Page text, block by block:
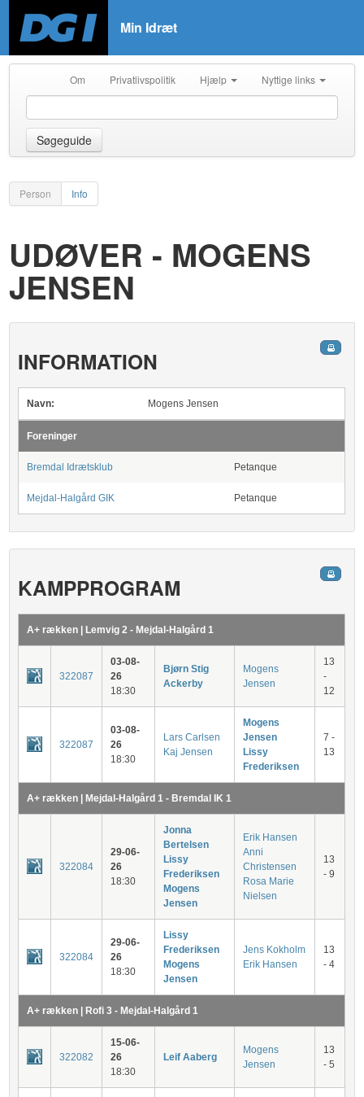
Min Idræt
Om Privatlivspolitik Hjælp Nyttige links
Søgeguide
Person Info
UDØVER - MOGENS
JENSEN
INFORMATION
Navn: Mogens Jensen
Foreninger
Bremdal Idrætsklub Petanque
Mejdal-Halgård GIK Petanque
KAMPPROGRAM
A+ rækken | Lemvig 2 - Mejdal-Halgård 1
322087
03-08-
26
18:30
Bjørn Stig
Ackerby
Mogens
Jensen
13
-
12
322087
03-08-
26
18:30
Lars Carlsen
Kaj Jensen
Mogens
Jensen
Lissy
Frederiksen
7 -
13
A+ rækken | Mejdal-Halgård 1 - Bremdal IK 1
322084
29-06-
26
18:30
Jonna
Bertelsen
Lissy
Frederiksen
Mogens
Jensen
Erik Hansen
Anni
Christensen
Rosa Marie
Nielsen
13
- 9
322084
29-06-
26
18:30
Lissy
Frederiksen
Mogens
Jensen
Jens Kokholm
Erik Hansen
13
- 4
A+ rækken | Rofi 3 - Mejdal-Halgård 1
322082
15-06-
26
18:30
Leif Aaberg
Mogens
Jensen
13
- 5